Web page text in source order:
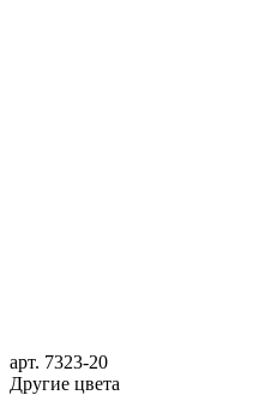
арт. 7323-20
Другие цвета